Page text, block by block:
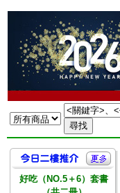
好吃（NO.5＋6）套書